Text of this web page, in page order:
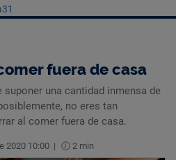
fuera de casa
suponer una cantidad inmensa de
no eres tan
al comer fuera de casa.
2020 10:00 | 2 min